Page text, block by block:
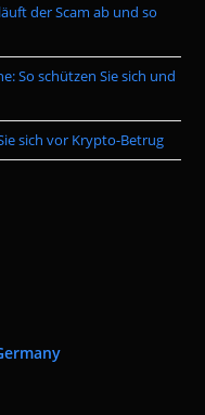
der Scam ab und so
So schützen Sie sich und
sich vor Krypto-Betrug